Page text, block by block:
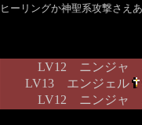
ヒーリングか神聖系攻撃さえあ
LV12 ニンジャ
LV13 エンジェル
LV12 ニンジャ